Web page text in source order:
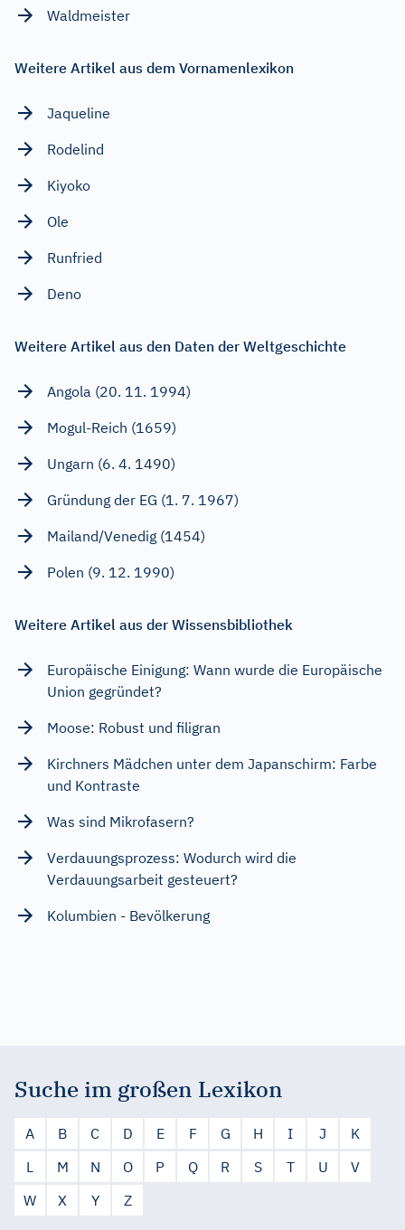
Waldmeister
Weitere Artikel aus dem Vornamenlexikon
Jaqueline
Rodelind
Kiyoko
Ole
Runfried
Deno
Weitere Artikel aus den Daten der Weltgeschichte
Angola (20. 11. 1994)
Mogul-Reich (1659)
Ungarn (6. 4. 1490)
Gründung der EG (1. 7. 1967)
Mailand/Venedig (1454)
Polen (9. 12. 1990)
Weitere Artikel aus der Wissensbibliothek
Europäische Einigung: Wann wurde die Europäische
Union gegründet?
Moose: Robust und filigran
Kirchners Mädchen unter dem Japanschirm: Farbe
und Kontraste
Was sind Mikrofasern?
Verdauungsprozess: Wodurch wird die
Verdauungsarbeit gesteuert?
Kolumbien - Bevölkerung
Suche im großen Lexikon
A B C D E F G H I J
K
L
M N O P Q R S T U
V
W
X Y Z